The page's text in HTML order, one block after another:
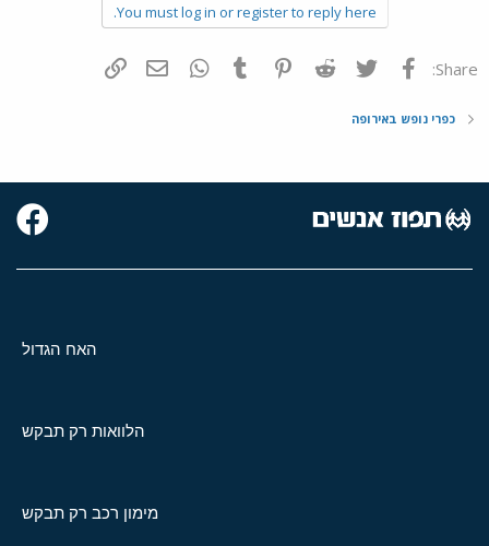
You must log in or register to reply here.
Share: פייסבוק Twitter
Reddit
Pinterest
Tumblr
WhatsAppדואר אלקטרוני
כפרי נופש באירופה
האח הגדול
הלוואות רק תבקש
מימון רכב רק תבקש